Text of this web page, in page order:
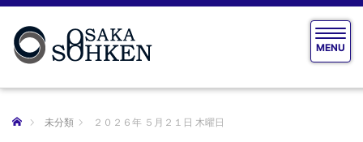
T
o
g
MENU
ホーム 未分類 ２０２６年 ５月２１日 木曜日